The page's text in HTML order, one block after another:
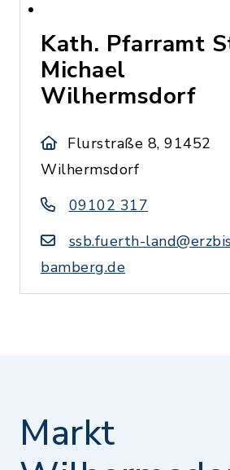
Kath. Pfarramt
Michael
Wilhermsdorf
Flurstraße 8, 91452
Wilhermsdorf
09102 317
ssb.fuerth-
bamberg.de
Markt